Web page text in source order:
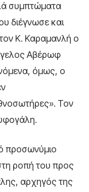
συμπτώματα
διέγνωσε και
Κ. Καραμανλή ο
Αβέρωφ
όμως, ο
Τον
προσωνύμιο
ροπή του προς
αρχηγός της